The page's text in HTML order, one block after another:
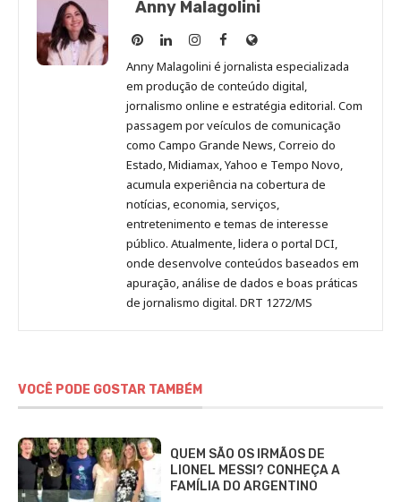
Anny Malagolini
Anny
Malagolini
no
Pinterest
Anny
Malagolini
no
LinkedIn
Anny
Malagolini
no
Instagram
Anny
Malagolini
no
Facebook
Site
de
Anny
Malagolini
Anny Malagolini é jornalista especializada
em produção de conteúdo digital,
jornalismo online e estratégia editorial. Com
passagem por veículos de comunicação
como Campo Grande News, Correio do
Estado, Midiamax, Yahoo e Tempo Novo,
acumula experiência na cobertura de
notícias, economia, serviços,
entretenimento e temas de interesse
público. Atualmente, lidera o portal DCI,
onde desenvolve conteúdos baseados em
apuração, análise de dados e boas práticas
de jornalismo digital. DRT 1272/MS
VOCÊ PODE GOSTAR TAMBÉM
QUEM SÃO OS IRMÃOS DE
LIONEL MESSI? CONHEÇA A
FAMÍLIA DO ARGENTINO